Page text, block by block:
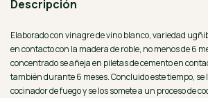
Descripción
Elaborado con vinagre de vino blanco, variedad
en contacto con la madera de roble, no menos de 6
concentrado se añeja en piletas de cemento en
también durante 6 meses. Concluido este tiempo,
cocinador de fuego y se los somete a un proceso de